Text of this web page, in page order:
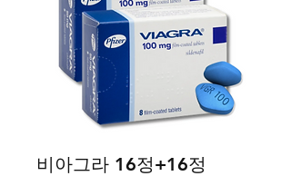
비아그라 16정+16정